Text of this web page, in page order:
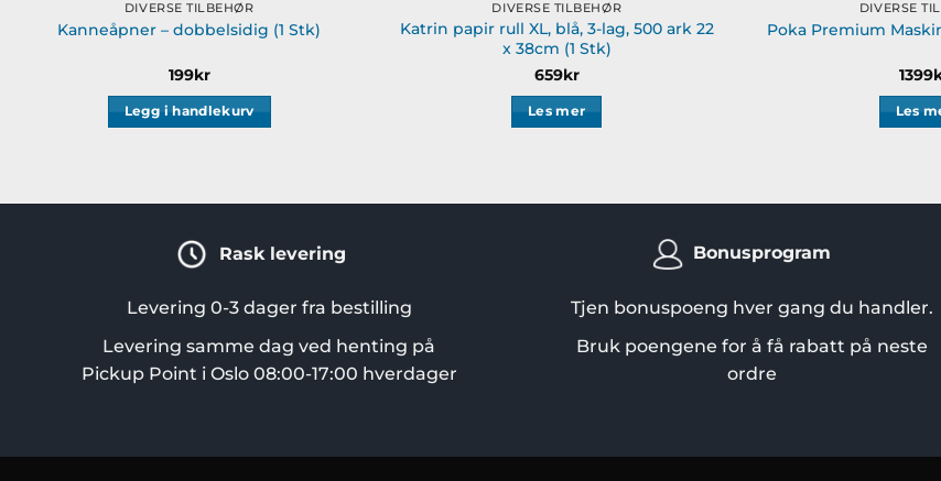
DIVERSE TILBEHØR
Kanneåpner – dobbelsidig (1 Stk)
199kr
Legg i handlekurv
DIVERSE TILBEHØR
Katrin papir rull XL, blå, 3-lag, 500 ark 22
x 38cm (1 Stk)
659kr
Les mer
DIVERSE
Poka Premium
1399
Les
Rask levering
Levering 0-3 dager fra bestilling
Levering samme dag ved henting på
Pickup Point i Oslo 08:00-17:00 hverdager
Bonusprogram
Tjen bonuspoeng hver gang du handler.
Bruk poengene for å få rabatt på neste
ordre